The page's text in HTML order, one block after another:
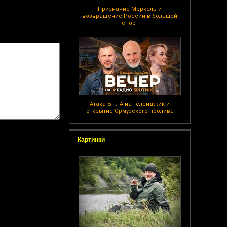
Признание Меркель и
возвращение России в большой
спорт
Атака БПЛА на Геленджик и
открытие Ормузского пролива
Картинки